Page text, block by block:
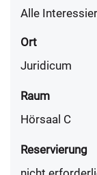
Alle
Ort
Juridicum
Raum
Hörsaal C
Reservierung